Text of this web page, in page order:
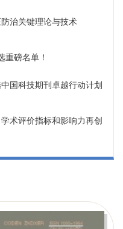
治关键理论与技术
重磅名单！
国科技期刊卓越行动计划
术评价指标和影响力再创